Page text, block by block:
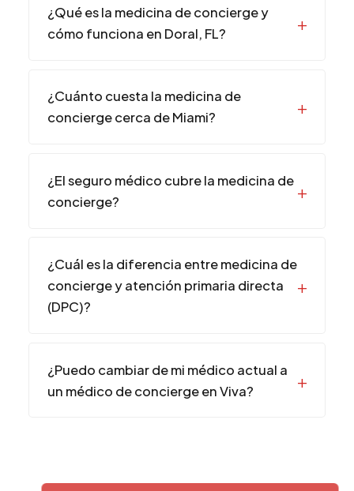
¿Qué es la medicina de concierge y
cómo funciona en Doral, FL?
¿Cuánto cuesta la medicina de
concierge cerca de Miami?
¿El seguro médico cubre la medicina de
concierge?
¿Cuál es la diferencia entre medicina de
concierge y atención primaria directa
(DPC)?
¿Puedo cambiar de mi médico actual a
un médico de concierge en Viva?